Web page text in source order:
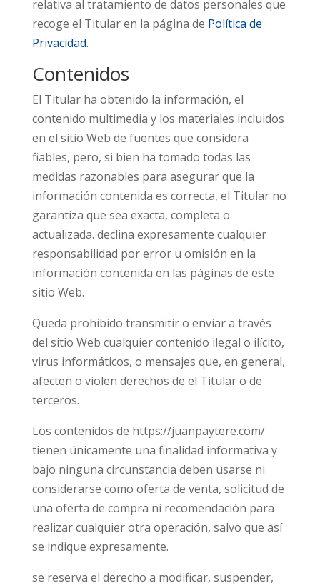
relativa al tratamiento de datos personales que
recoge el Titular en la página de Política de
Privacidad.
Contenidos
El Titular ha obtenido la información, el
contenido multimedia y los materiales incluidos
en el sitio Web de fuentes que considera
fiables, pero, si bien ha tomado todas las
medidas razonables para asegurar que la
información contenida es correcta, el Titular no
garantiza que sea exacta, completa o
actualizada. declina expresamente cualquier
responsabilidad por error u omisión en la
información contenida en las páginas de este
sitio Web.
Queda prohibido transmitir o enviar a través
del sitio Web cualquier contenido ilegal o ilícito,
virus informáticos, o mensajes que, en general,
afecten o violen derechos de el Titular o de
terceros.
Los contenidos de https://juanpaytere.com/
tienen únicamente una finalidad informativa y
bajo ninguna circunstancia deben usarse ni
considerarse como oferta de venta, solicitud de
una oferta de compra ni recomendación para
realizar cualquier otra operación, salvo que así
se indique expresamente.
se reserva el derecho a modificar, suspender,